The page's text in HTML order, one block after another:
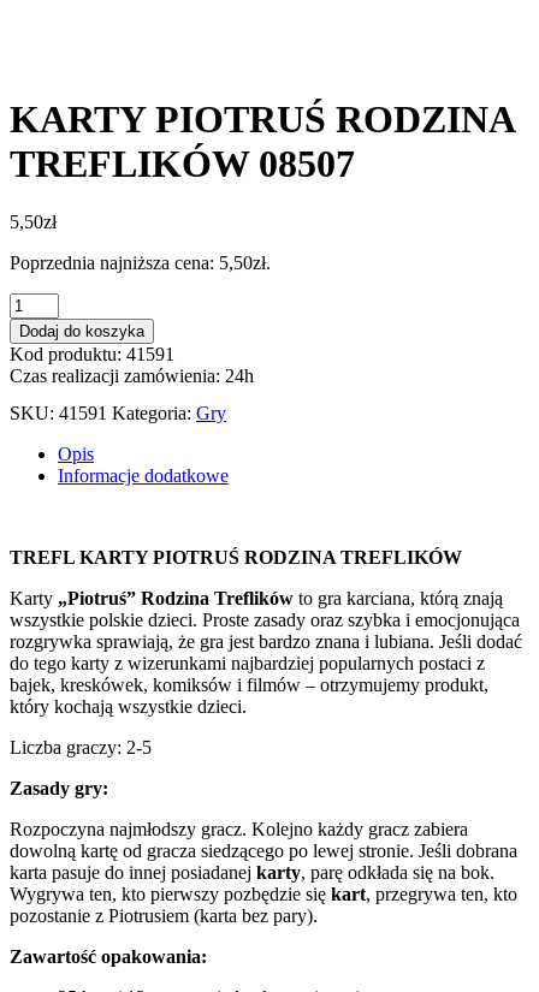
KARTY PIOTRUŚ RODZINA
TREFLIKÓW 08507
5,50zł
Poprzednia najniższa cena: 5,50zł.
ilość
KARTY
PIOTRUŚ
RODZINA
TREFLIKÓW
08507
Dodaj do koszyka
Kod produktu: 41591
Czas realizacji zamówienia: 24h
SKU: 41591 Kategoria: Gry
Opis
Informacje dodatkowe
TREFL KARTY PIOTRUŚ RODZINA TREFLIKÓW
Karty „Piotruś” Rodzina Treflików to gra karciana, którą znają
wszystkie polskie dzieci. Proste zasady oraz szybka i emocjonująca
rozgrywka sprawiają, że gra jest bardzo znana i lubiana. Jeśli dodać
do tego karty z wizerunkami najbardziej popularnych postaci z
bajek, kreskówek, komiksów i filmów – otrzymujemy produkt,
który kochają wszystkie dzieci.
Liczba graczy: 2-5
Zasady gry:
Rozpoczyna najmłodszy gracz. Kolejno każdy gracz zabiera
dowolną kartę od gracza siedzącego po lewej stronie. Jeśli dobrana
karta pasuje do innej posiadanej karty, parę odkłada się na bok.
Wygrywa ten, kto pierwszy pozbędzie się kart, przegrywa ten, kto
pozostanie z Piotrusiem (karta bez pary).
Zawartość opakowania: